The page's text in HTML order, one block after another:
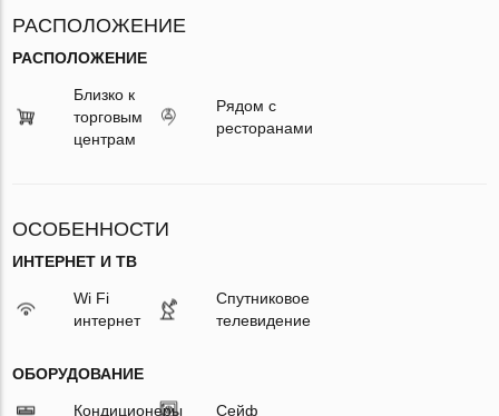
РАСПОЛОЖЕНИЕ
РАСПОЛОЖЕНИЕ
Близко к
торговым
центрам
Рядом с
ресторанами
ОСОБЕННОСТИ
ИНТЕРНЕТ И ТВ
Wi Fi
интернет
Спутниковое
телевидение
ОБОРУДОВАНИЕ
Кондиционеры Сейф